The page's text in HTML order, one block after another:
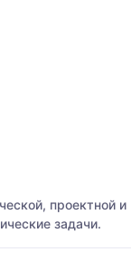
проектной и
задачи.